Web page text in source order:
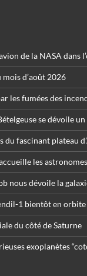
de la NASA dans
d’août 2026
les fumées des
se dévoile
du fascinant plateau
les
nous dévoile la
1 bientôt en orbite
du côté de Saturne
exoplanètes